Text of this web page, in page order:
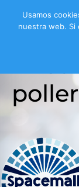
Usamos
nuestra web. Si